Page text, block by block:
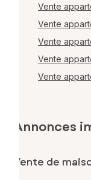
Vente
Vente
Vente
Vente
Vente
Annonces
Vente de